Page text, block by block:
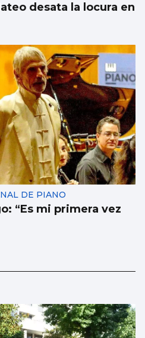
desata la locura en
DE PIANO
“Es mi primera vez